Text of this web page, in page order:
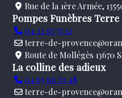
Rue de la 1ère Armée,
Pompes Funèbres
04 22 67 37 12
terre-de-
Route de Mollégès 13670
La colline des adieux
04 65 66 70 48
terre-de-